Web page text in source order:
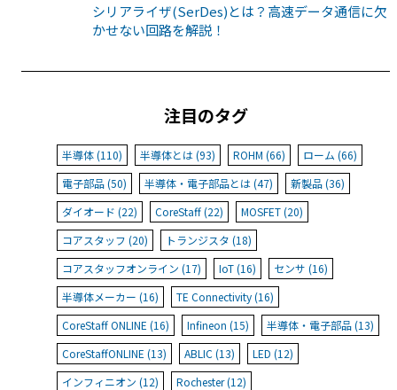
シリアライザ(SerDes)とは？高速データ通信に欠
かせない回路を解説！
注目のタグ
半導体 (110) 半導体とは (93) ROHM (66)
ローム (66)
電子部品 (50)
半導体・電子部品とは (47)
新製品 (36)
ダイオード (22)
CoreStaff (22)
MOSFET (20)
コアスタッフ (20)
トランジスタ (18)
コアスタッフオンライン (17)
IoT (16)
センサ (16)
半導体メーカー (16)
TE Connectivity (16)
CoreStaff ONLINE (16)
Infineon (15)
半導体・電子部品 (13)
CoreStaffONLINE (13)
ABLIC (13)
LED (12)
インフィニオン (12)
Rochester (12)